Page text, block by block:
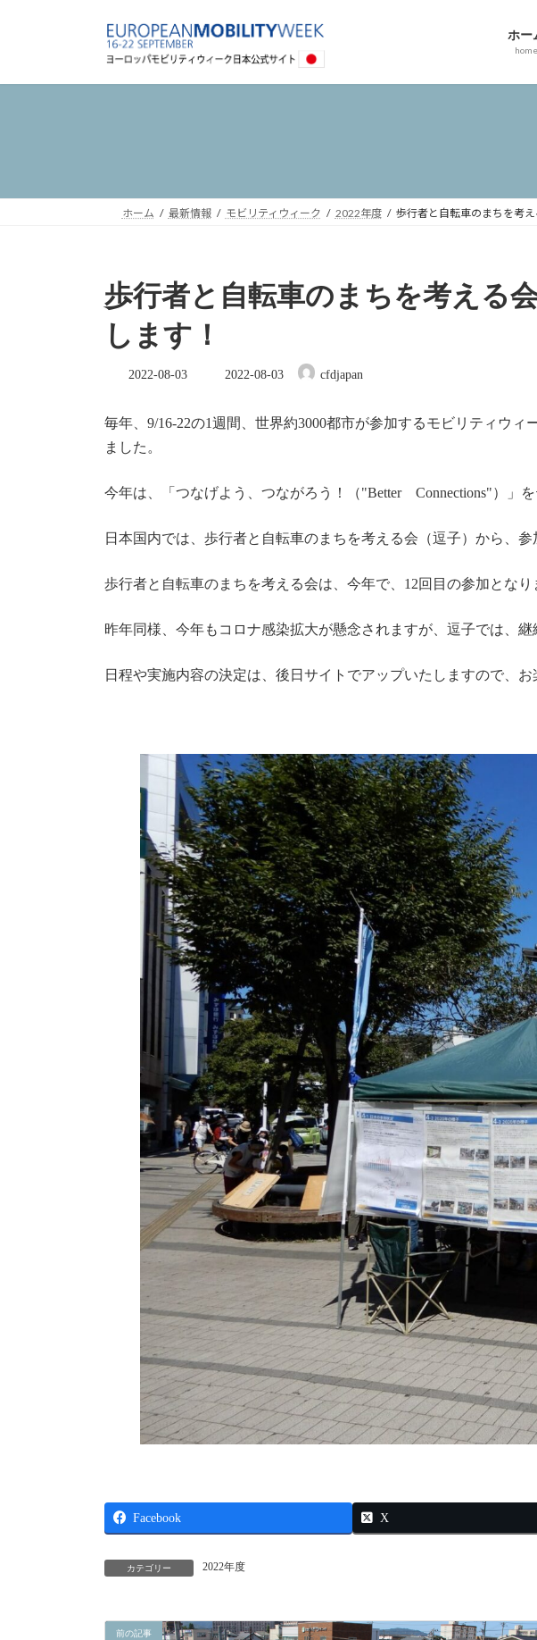
プ
動
ホー
home
ホーム 最新情報 モビリティウィーク 2022年度 歩行者と自転車のまちを考
歩行者と自転車のまちを考える
します！
2022-08-03
最
新
日
2022-08-03 cfdjapan
毎年、9/16-22の1週間、世界約3000都市が参加するモビリティウ
ました。
今年は、「つなげよう、つながろう！（"Better Connections"）」
日本国内では、歩行者と自転車のまちを考える会（逗子）から、
歩行者と自転車のまちを考える会は、今年で、12回目の参加となり
昨年同様、今年もコロナ感染拡大が懸念されますが、逗子では、
日程や実施内容の決定は、後日サイトでアップいたしますので、お
Facebook X
カテゴリー 2022年度
前の記事